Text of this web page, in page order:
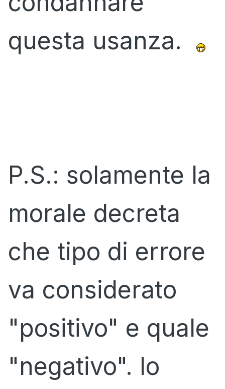
questa usanza.
P.S.: solamente la
morale decreta
che tipo di errore
va considerato
"positivo" e quale
"negativo". Io